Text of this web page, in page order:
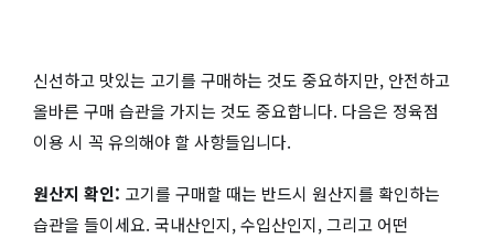
신선하고 맛있는 고기를 구매하는 것도 중요하지만, 안전하고
올바른 구매 습관을 가지는 것도 중요합니다. 다음은 정육점
이용 시 꼭 유의해야 할 사항들입니다.
원산지 확인: 고기를 구매할 때는 반드시 원산지를 확인하는
습관을 들이세요. 국내산인지, 수입산인지, 그리고 어떤